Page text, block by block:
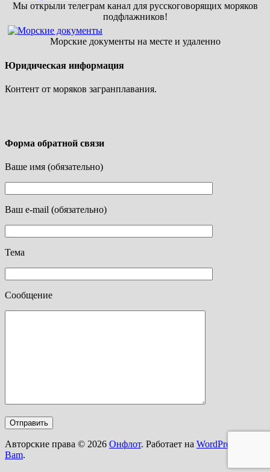
Мы открыли телеграм канал для русскоговорящих моряков
подфлажников!
Морские документы на месте и удаленно
Юридическая информация
Контент от моряков загранплавания.
Форма обратной связи
Ваше имя (обязательно)
Ваш e-mail (обязательно)
Тема
Сообщение
Авторские права © 2026 Онфлот. Работает на WordPress
Bam.